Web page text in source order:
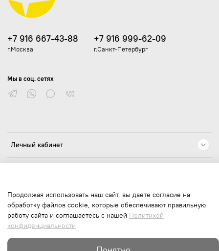
В корзину
Личный кабинет
Юридические документы
+7 916 667-43-88
г.Москва
+7 916 999-62-09
г.Санкт-Петербург
Мы в соц. сетях
Продолжая использовать наш сайт, вы даете согласие на
обработку файлов cookie, которые обеспечивают правильную
работу сайта и соглашаетесь с нашей Политикой
конфиденциальности